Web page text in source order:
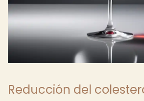
Reducción del